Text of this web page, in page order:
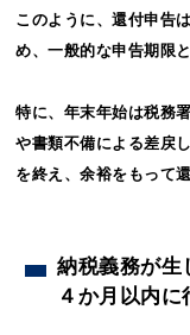
このように、還付申告
め、一般的な申告期限
特に、年末年始は税務
や書類不備による差戻
を終え、余裕をもって
納税義務が生
４か月以内に